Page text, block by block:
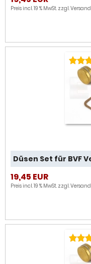
Preis incl. 19 % MwSt. zzgl.
Düsen Set für BVF
19,45 EUR
Preis incl. 19 % MwSt. zzgl.